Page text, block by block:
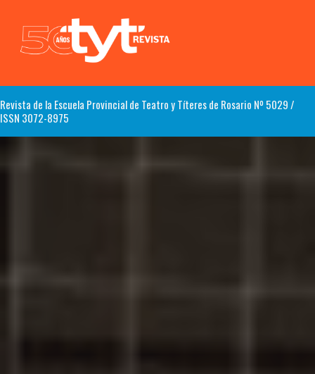
Revista de la Escuela Provincial de Teatro y Títeres de Rosario Nº 5029 /
ISSN 3072-8975